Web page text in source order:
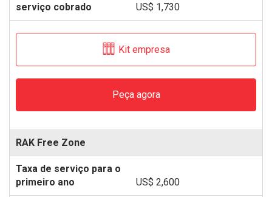
US$ 1,730
Kit empresa
Peça agora
RAK Free Zone
US$ 2,600